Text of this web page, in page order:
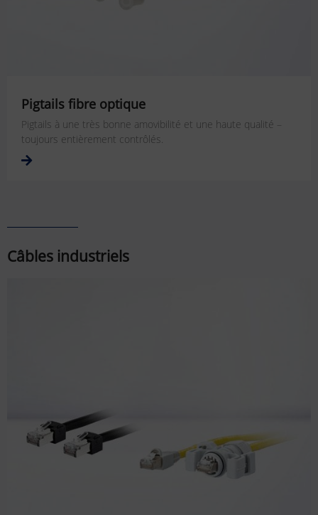
Pigtails fibre optique
Pigtails à une très bonne amovibilité et une haute qualité –
toujours entièrement contrôlés.
Câbles industriels